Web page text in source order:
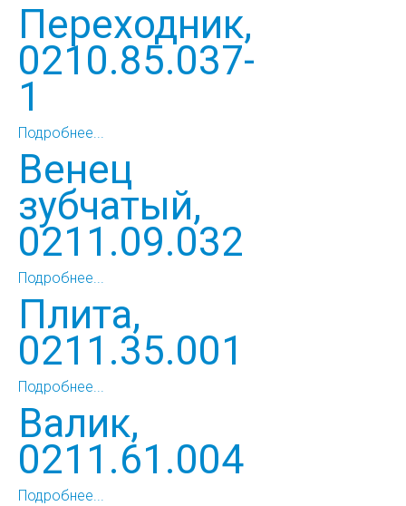
Переходник,
0210.85.037-
1
Подробнее...
Венец
зубчатый,
0211.09.032
Подробнее...
Плита,
0211.35.001
Подробнее...
Валик,
0211.61.004
Подробнее...